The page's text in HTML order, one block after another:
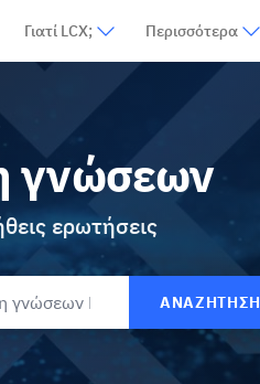
Γιατί LCX; Περισσότερα
γνώσεων
ερωτήσεις
ΑΝΑΖΗΤΗΣΗ